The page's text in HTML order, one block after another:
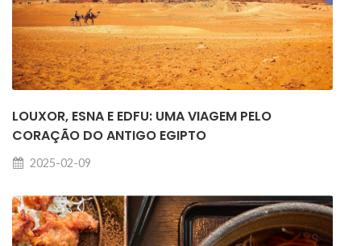
LOUXOR, ESNA E EDFU: UMA VIAGEM PELO
CORAÇÃO DO ANTIGO EGIPTO
2025-02-09